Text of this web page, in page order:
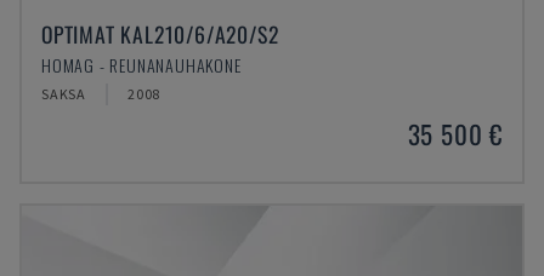
OPTIMAT KAL210/6/A20/S2
HOMAG - REUNANAUHAKONE
SAKSA 2008
35 500 €